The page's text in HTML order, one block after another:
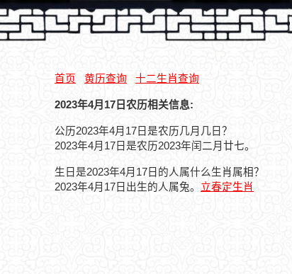
首页 黄历查询 十二生肖查询
2023年4月17日农历相关信息:
公历2023年4月17日是农历几月几日？
2023年4月17日是农历2023年闰二月廿七。
生日是2023年4月17日的人属什么生肖属相？
2023年4月17日出生的人属兔。 立春定生肖